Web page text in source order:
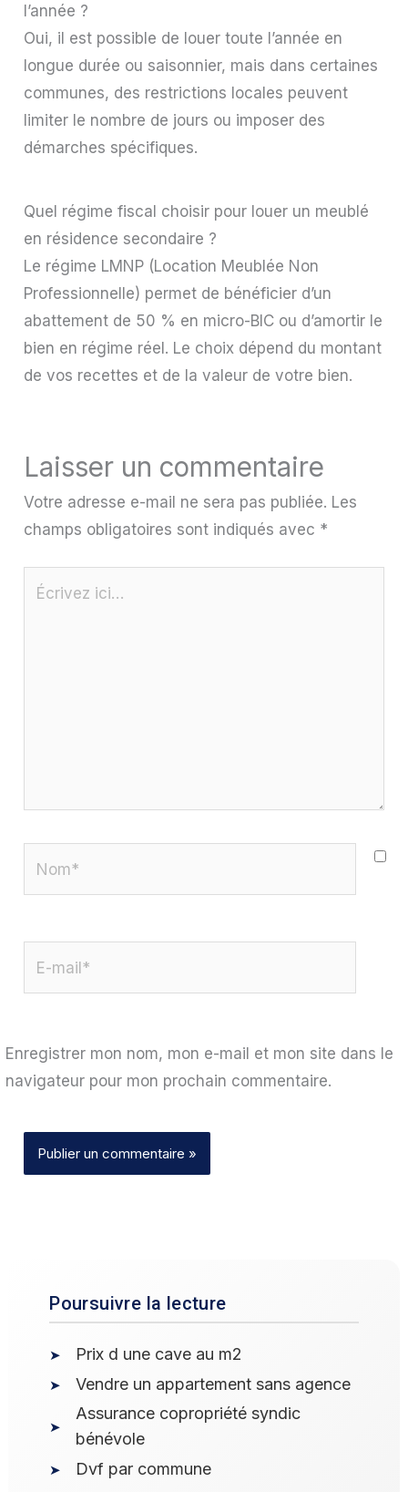
l’année ?
Oui, il est possible de louer toute l’année en
longue durée ou saisonnier, mais dans certaines
communes, des restrictions locales peuvent
limiter le nombre de jours ou imposer des
démarches spécifiques.
Quel régime fiscal choisir pour louer un meublé
en résidence secondaire ?
Le régime LMNP (Location Meublée Non
Professionnelle) permet de bénéficier d’un
abattement de 50 % en micro-BIC ou d’amortir le
bien en régime réel. Le choix dépend du montant
de vos recettes et de la valeur de votre bien.
Laisser un commentaire
Votre adresse e-mail ne sera pas publiée. Les
champs obligatoires sont indiqués avec *
Écrivez
Enregistrer mon nom, mon e-mail et mon site dans le
navigateur pour mon prochain commentaire.
Poursuivre la lecture
Prix d une cave au m2
Vendre un appartement sans agence
Assurance copropriété syndic
bénévole
Dvf par commune